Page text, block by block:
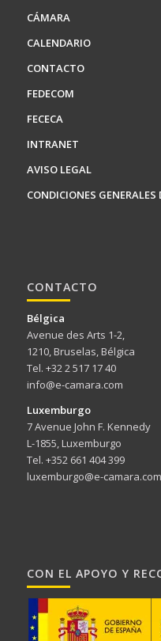
CÁMARA
CALENDARIO
CONTACTO
FEDECOM
FECECA
INTRANET
AVISO LEGAL
CONDICIONES GENERALES
CONTACTO
Bélgica
Avenue des Arts 1-2,
1210, Bruselas, Bélgica
Tel. +32 2 517 17 40
info@e-camara.com
Luxemburgo
7 Avenue John F. Kennedy
L-1855, Luxemburgo
Tel. +352 661 404 399
luxemburgo@e-camara.com
CON EL APOYO Y